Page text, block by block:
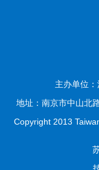
主办单位
地址：南京市中山北
Copyright 2013